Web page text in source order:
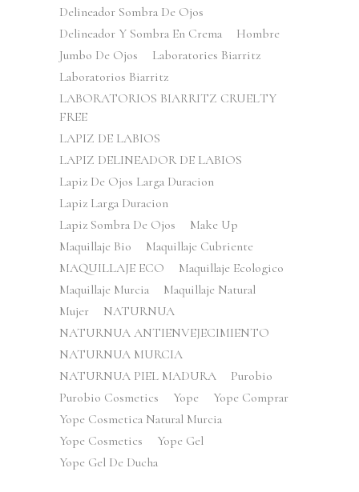
Delineador Sombra De Ojos
Delineador Y Sombra En Crema
Hombre
Jumbo De Ojos
Laboratories Biarritz
Laboratorios Biarritz
LABORATORIOS BIARRITZ CRUELTY
FREE
LAPIZ DE LABIOS
LAPIZ DELINEADOR DE LABIOS
Lapiz De Ojos Larga Duracion
Lapiz Larga Duracion
Lapiz Sombra De Ojos
Make Up
Maquillaje Bio
Maquillaje Cubriente
MAQUILLAJE ECO
Maquillaje Ecologico
Maquillaje Murcia
Maquillaje Natural
Mujer
NATURNUA
NATURNUA ANTIENVEJECIMIENTO
NATURNUA MURCIA
NATURNUA PIEL MADURA
Purobio
Purobio Cosmetics
Yope
Yope Comprar
Yope Cosmetica Natural Murcia
Yope Cosmetics
Yope Gel
Yope Gel De Ducha